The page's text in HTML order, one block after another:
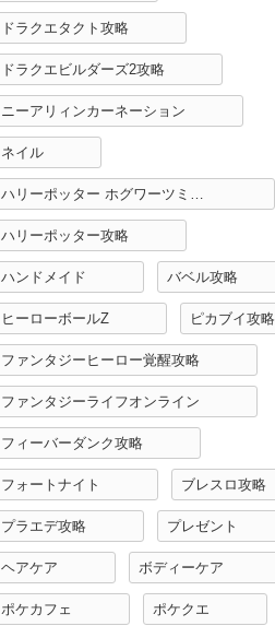
ドラクエタクト攻略
ドラクエビルダーズ2攻略
ニーアリィンカーネーション
ネイル
ハリーポッター攻略
ハンドメイド バベル攻略
ヒーローボールZ ピカブイ攻略
ファンタジーヒーロー覚醒攻略
ファンタジーライフオンライン
フィーバーダンク攻略
フォートナイト ブレスロ攻略
プラエデ攻略 プレゼント
ヘアケア ボディーケア
ポケカフェ ポケクエ